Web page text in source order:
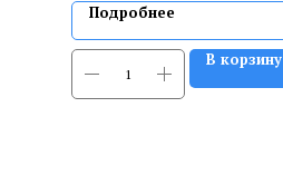
Подробнее
В корзину